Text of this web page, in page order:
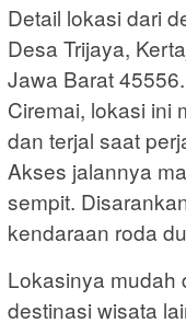
Detail lokasi dari
Desa Trijaya,
Jawa Barat
Ciremai, lokasi ini
dan terjal saat
Akses jalannya
sempit.
kendaraan roda
Lokasinya mudah
destinasi wisata